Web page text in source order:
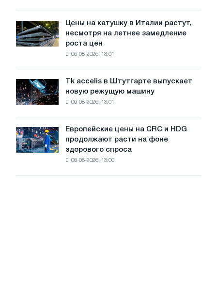
года
советской
авиации
Великой
Отечественной
войны
Цены
на
катушку
несмотря
на
замедление
роста
цен
Цены на катушку в Италии растут,
несмотря на летнее замедление
роста цен
06-08-2026, 13:01
Tk
accelis
в
новую
режущую
Tk accelis в Штутгарте выпускает
новую режущую машину
06-08-2026, 13:01
Европейские
цены
на
Европейские цены на CRC и HDG
продолжают расти на фоне
здорового спроса
06-08-2026, 13:00